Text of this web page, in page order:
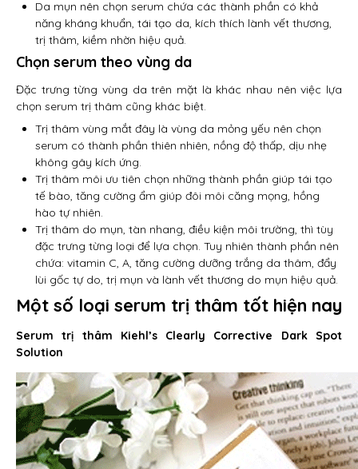
Da mụn nên chọn serum chứa các thành phần có khả
năng kháng khuẩn, tái tạo da, kích thích lành vết thương,
trị thâm, kiềm nhờn hiệu quả.
Chọn serum theo vùng da
Đặc trưng từng vùng da trên mặt là khác nhau nên việc lựa
chọn serum trị thâm cũng khác biệt.
Trị thâm vùng mắt đây là vùng da mỏng yếu nên chọn
serum có thành phần thiên nhiên, nồng độ thấp, dịu nhẹ
không gây kích ứng.
Trị thâm môi ưu tiên chọn những thành phần giúp tái tạo
tế bào, tăng cường ẩm giúp đôi môi căng mọng, hồng
hào tự nhiên.
Trị thâm do mụn, tàn nhang, điều kiện môi trường, thì tùy
đặc trưng từng loại để lựa chọn. Tuy nhiên thành phần nên
chứa: vitamin C, A, tăng cường dưỡng trắng da thâm, đẩy
lùi gốc tự do, trị mụn và lành vết thương do mụn hiệu quả.
Một số loại serum trị thâm tốt hiện nay
Serum trị thâm Kiehl’s Clearly Corrective Dark Spot
Solution